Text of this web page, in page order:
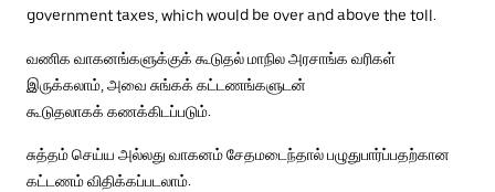
government taxes, which would be over and above the toll.
வணிக வாகனங்களுக்குக் கூடுதல் மாநில அரசாங்க வரிகள்
இருக்கலாம், அவை சுங்கக் கட்டணங்களுடன்
கூடுதலாகக் கணக்கிடப்படும்.
சுத்தம் செய்ய அல்லது வாகனம் சேதமடைந்தால் பழுதுபார்ப்பதற்கான
கட்டணம் விதிக்கப்படலாம்.